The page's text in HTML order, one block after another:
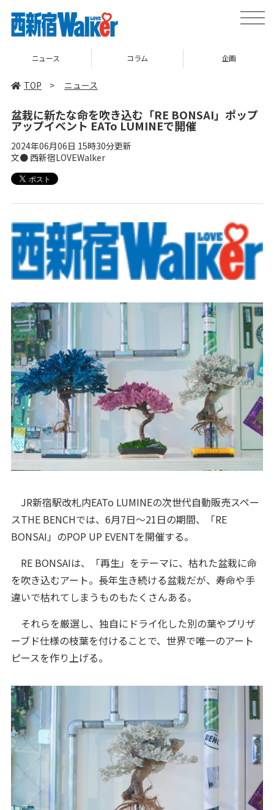
toggle
ニュース コラム 企画
TOP > ニュース
盆栽に新たな命を吹き込む「RE BONSAI」ポップ
アップイベント EATo LUMINEで開催
2024年06月06日 15時30分更新
文● 西新宿LOVEWalker
JR新宿駅改札内EATo LUMINEの次世代自動販売スペー
スTHE BENCHでは、6月7日～21日の期間、「RE
BONSAI」のPOP UP EVENTを開催する。
RE BONSAIは、「再生」をテーマに、枯れた盆栽に命
を吹き込むアート。長年生き続ける盆栽だが、寿命や手
違いで枯れてしまうものもたくさんある。
それらを厳選し、独自にドライ化した別の葉やプリザ
ーブド仕様の枝葉を付けることで、世界で唯一のアート
ピースを作り上げる。